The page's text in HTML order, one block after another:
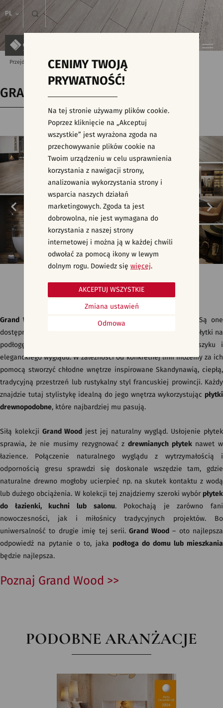
PL
Przejdź do strony głównej Kolekcje GRAND WOOD
GRAND WOOD
Drewnopodobne płytki podłogowe gresowe - GRAND WOOD
Grand Wood gresów inspirowanych drewnem
. Są one
dostępne w trzech liniach: Natural, Prime i Rustic. To idealne płytki na
podłogę w salonie lub sypialni, którym dodadzą stylu, szyku i
eleganckiego wyglądu. W zależności od konkretnej linii możemy za ich
pomocą stworzyć chłodne wnętrze inspirowane Skandynawią, ciepłą,
tradycyjną przestrzeń lub rustykalny styl francuskiej prowincji. Każdy
znajdzie tutaj stylistykę idealną do jego wnętrza wykorzystując płytki
drewnopodobne, które najbardziej mu pasują.
Siłą kolekcji Grand Wood
jest jej naturalny wygląd. Usłojenie płytek
sprawia, że nie musimy rezygnować z drewnianych płyteknawet w
łazience. Połączenie naturalnego wyglądu z wytrzymałością i
odpornością gresu sprawdzi się doskonale wszędzie tam, gdzie
naturalne drewno mogłoby ucierpieć np. na skutek kontaktu z wodą
lub dużego obciążenia. W kolekcji tej znajdziemy szeroki wybór płytek
do łazienki, kuchni lub salonu. Pokochają je zarówno fani
nowoczesności, jak i miłośnicy tradycyjnych projektów. Bo
uniwersalność to drugie imię tej serii.Grand Wood – oto najlepsza
odpowiedź na pytanie o to, jaka podłoga do domu lub mieszkania
będzie najlepsza.
Poznaj Grand Wood >>
PODOBNE ARANŻACJE
CENIMY TWOJĄ
PRYWATNOŚĆ!
Na tej stronie używamy plików cookie.
Poprzez kliknięcie na „Akceptuj
wszystkie” jest wyrażona zgoda na
przechowywanie plików cookie na
Twoim urządzeniu w celu usprawnienia
korzystania z nawigacji strony,
analizowania wykorzystania strony i
wsparcia naszych działań
marketingowych. Zgoda ta jest
dobrowolna, nie jest wymagana do
korzystania z naszej strony
internetowej i można ją w każdej chwili
odwołać za pomocą ikony w lewym
dolnym rogu. Dowiedz się więcej.
Odmowa
Zmiana ustawień
AKCEPTUJ WSZYSTKIE